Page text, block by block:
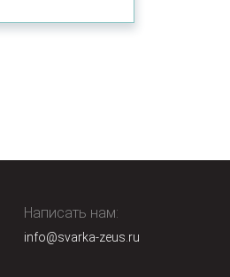
Написать нам:
info@svarka-zeus.ru